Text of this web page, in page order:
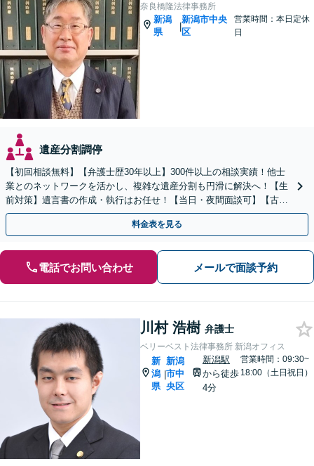
奈良橋隆法律事務所
新潟
県
|
新潟市中央
区
営業時間：本日定休
日
遺産分割調停
【初回相談無料】【弁護士歴30年以上】300件以上の相談実績！他士
業とのネットワークを活かし、複雑な遺産分割も円滑に解決へ！【生
前対策】遺言書の作成・執行はお任せ！【当日・夜間面談可】【古町
地区・中央区役所徒歩2分】
料金表を見る
電話でお問い合わせ メールで面談予約
川村 浩樹 弁護士
ベリーベスト法律事務所 新潟オフィス
新
潟
県
|
新潟
市中
央区
新潟駅
から徒歩
4分
営業時間：09:30~
18:00（土日祝日）